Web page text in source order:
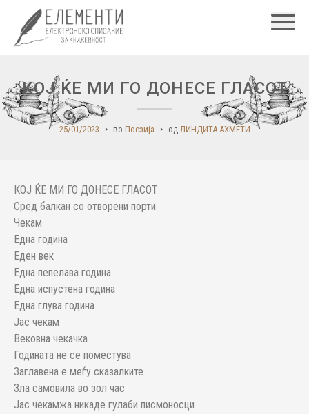
КОЈ ЌЕ МИ ГО ДОНЕСЕ ГЛАСОТ
25/01/2023 во Поезија од ЛИНДИТА АХМЕТИ
КОЈ ЌЕ МИ ГО ДОНЕСЕ ГЛАСОТ
Сред балкан со отворени порти
Чекам
Една година
Еден век
Една пепелава година
Една испустена година
Една глува година
Јас чекам
Вековна чекачка
Годината не се поместува
Заглавена е меѓу сказалките
Зла самовила во зол час
Јас чекамжа никаде гулаби писмоносци